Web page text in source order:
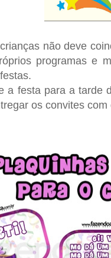
não deve
programas e
a festa para a tarde
os convites